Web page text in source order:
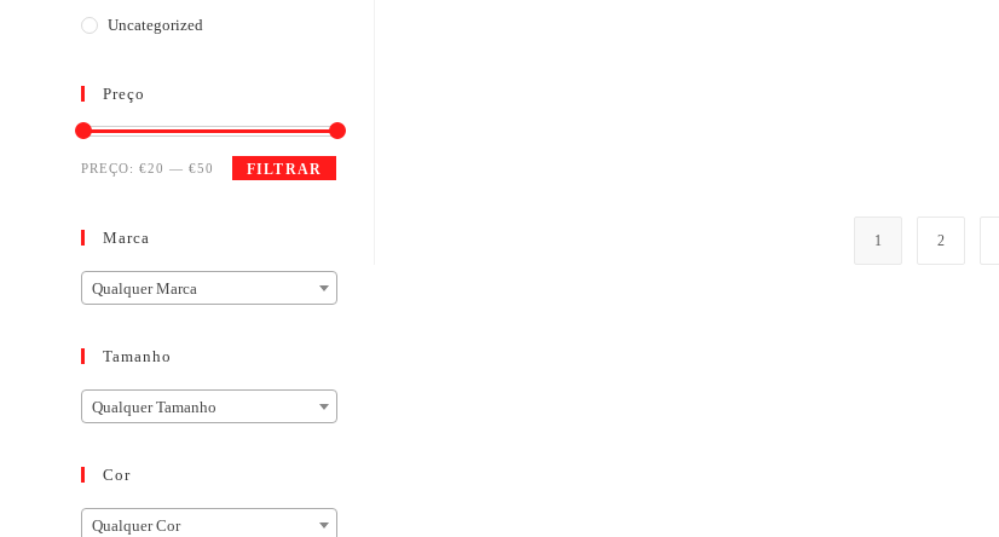
1 2
Uncategorized
Preço
FILTRAR
PREÇO:€20 —€50
Marca
Qualquer Marca
Tamanho
Qualquer Tamanho
Cor
Qualquer Cor